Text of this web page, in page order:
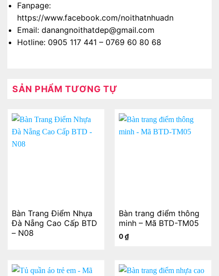
Fanpage:
https://www.facebook.com/noithatnhuadn
Email: danangnoithatdep@gmail.com
Hotline: 0905 117 441 – 0769 60 80 68
SẢN PHẨM TƯƠNG TỰ
Bàn Trang Điểm Nhựa
Đà Nẵng Cao Cấp BTD
– N08
Bàn trang điểm thông
minh – Mã BTD-TM05
0₫